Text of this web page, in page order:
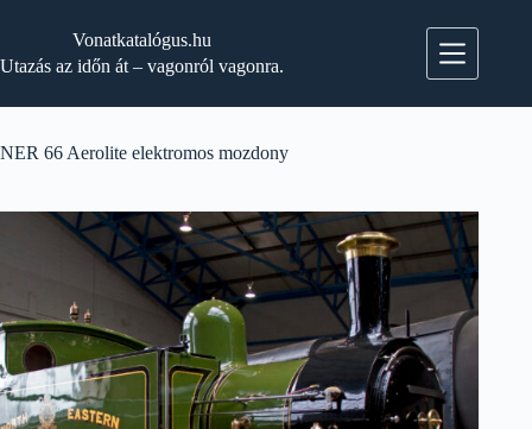
Vonatkatalógus.hu
Utazás az időn át – vagonról vagonra.
NER 66 Aerolite elektromos mozdony